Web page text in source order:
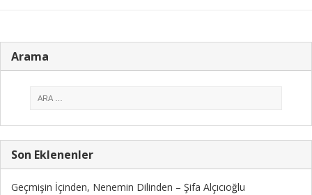
Arama
Son Eklenenler
Geçmişin İçinden, Nenemin Dilinden – Şifa Alçıcıoğlu